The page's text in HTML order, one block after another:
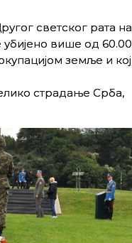
светског рата на
убијено више од
земље и
страдање Срба,